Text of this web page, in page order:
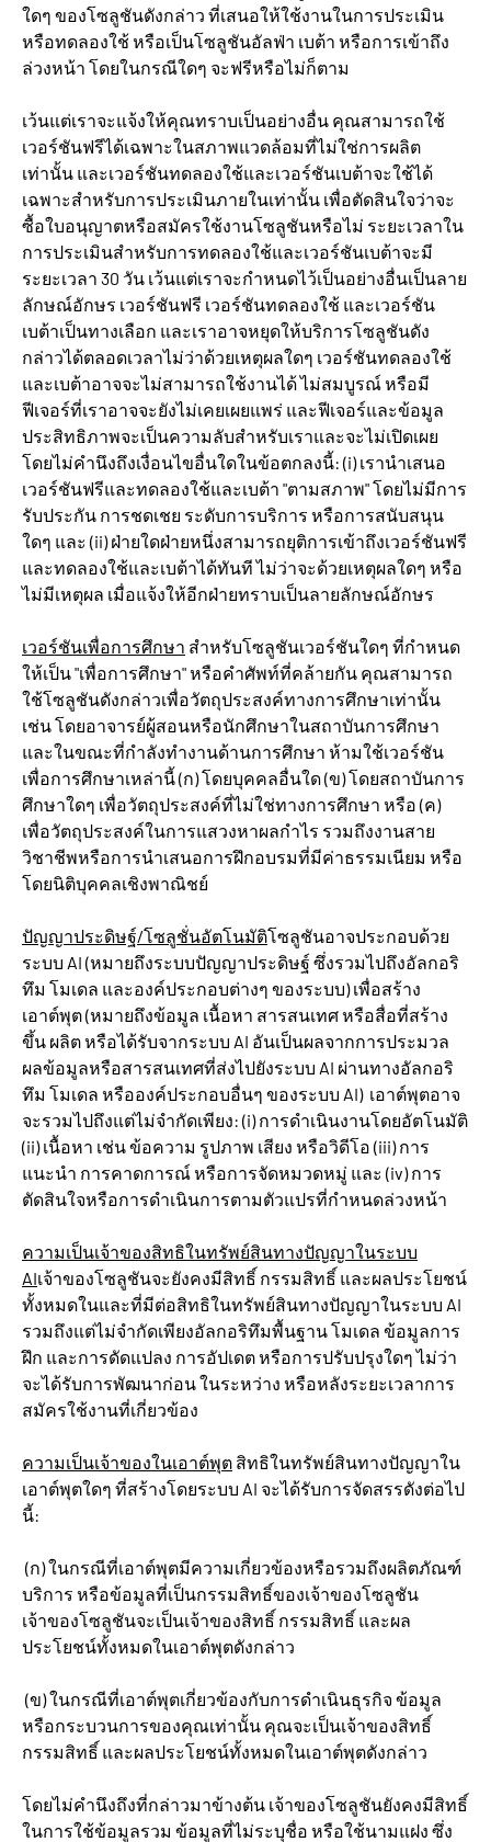
ใดๆ ของโซลูชันดังกล่าว ที่เสนอให้ใช้งานในการประเมิน
หรือทดลองใช้ หรือเป็นโซลูชันอัลฟ่า เบต้า หรือการเข้าถึง
ล่วงหน้า โดยในกรณีใดๆ จะฟรีหรือไม่ก็ตาม
เว้นแต่เราจะแจ้งให้คุณทราบเป็นอย่างอื่น คุณสามารถใช้
เวอร์ชันฟรีได้เฉพาะในสภาพแวดล้อมที่ไม่ใช่การผลิต
เท่านั้น และเวอร์ชันทดลองใช้และเวอร์ชันเบต้าจะใช้ได้
เฉพาะสำหรับการประเมินภายในเท่านั้น เพื่อตัดสินใจว่าจะ
ซื้อใบอนุญาตหรือสมัครใช้งานโซลูชันหรือไม่ ระยะเวลาใน
การประเมินสำหรับการทดลองใช้และเวอร์ชันเบต้าจะมี
ระยะเวลา 30 วัน เว้นแต่เราจะกำหนดไว้เป็นอย่างอื่นเป็นลาย
ลักษณ์อักษร เวอร์ชันฟรี เวอร์ชันทดลองใช้ และเวอร์ชัน
เบต้าเป็นทางเลือก และเราอาจหยุดให้บริการโซลูชันดัง
กล่าวได้ตลอดเวลาไม่ว่าด้วยเหตุผลใดๆ เวอร์ชันทดลองใช้
และเบต้าอาจจะไม่สามารถใช้งานได้ ไม่สมบูรณ์ หรือมี
ฟีเจอร์ที่เราอาจจะยังไม่เคยเผยแพร่ และฟีเจอร์และข้อมูล
ประสิทธิภาพจะเป็นความลับสำหรับเราและจะไม่เปิดเผย
โดยไม่คำนึงถึงเงื่อนไขอื่นใดในข้อตกลงนี้: (i) เรานำเสนอ
เวอร์ชันฟรีและทดลองใช้และเบต้า "ตามสภาพ" โดยไม่มีการ
รับประกัน การชดเชย ระดับการบริการ หรือการสนับสนุน
ใดๆ และ (ii) ฝ่ายใดฝ่ายหนึ่งสามารถยุติการเข้าถึงเวอร์ชันฟรี
และทดลองใช้และเบต้าได้ทันที ไม่ว่าจะด้วยเหตุผลใดๆ หรือ
ไม่มีเหตุผล เมื่อแจ้งให้อีกฝ่ายทราบเป็นลายลักษณ์อักษร
เวอร์ชันเพื่อการศึกษา สำหรับโซลูชันเวอร์ชันใดๆ ที่กำหนด
ให้เป็น "เพื่อการศึกษา" หรือคำศัพท์ที่คล้ายกัน คุณสามารถ
ใช้โซลูชันดังกล่าวเพื่อวัตถุประสงค์ทางการศึกษาเท่านั้น
เช่น โดยอาจารย์ผู้สอนหรือนักศึกษาในสถาบันการศึกษา
และในขณะที่กำลังทำงานด้านการศึกษา ห้ามใช้เวอร์ชัน
เพื่อการศึกษาเหล่านี้ (ก) โดยบุคคลอื่นใด (ข) โดยสถาบันการ
ศึกษาใดๆ เพื่อวัตถุประสงค์ที่ไม่ใช่ทางการศึกษา หรือ (ค)
เพื่อวัตถุประสงค์ในการแสวงหาผลกำไร รวมถึงงานสาย
วิชาชีพหรือการนำเสนอการฝึกอบรมที่มีค่าธรรมเนียม หรือ
โดยนิติบุคคลเชิงพาณิชย์
ปัญญาประดิษฐ์/โซลูชั่นอัตโนมัติโซลูชันอาจประกอบด้วย
ระบบ AI (หมายถึงระบบปัญญาประดิษฐ์ ซึ่งรวมไปถึงอัลกอริ
ทึม โมเดล และองค์ประกอบต่างๆ ของระบบ) เพื่อสร้าง
เอาต์พุต (หมายถึงข้อมูล เนื้อหา สารสนเทศ หรือสื่อที่สร้าง
ขึ้น ผลิต หรือได้รับจากระบบ AI อันเป็นผลจากการประมวล
ผลข้อมูลหรือสารสนเทศที่ส่งไปยังระบบ AI ผ่านทางอัลกอริ
ทึม โมเดล หรือองค์ประกอบอื่นๆ ของระบบ AI) เอาต์พุตอาจ
จะรวมไปถึงแต่ไม่จำกัดเพียง: (i) การดำเนินงานโดยอัตโนมัติ
(ii) เนื้อหา เช่น ข้อความ รูปภาพ เสียง หรือวิดีโอ (iii) การ
แนะนำ การคาดการณ์ หรือการจัดหมวดหมู่ และ (iv) การ
ตัดสินใจหรือการดำเนินการตามตัวแปรที่กำหนดล่วงหน้า
ความเป็นเจ้าของสิทธิในทรัพย์สินทางปัญญาในระบบ
AIเจ้าของโซลูชันจะยังคงมีสิทธิ์ กรรมสิทธิ์ และผลประโยชน์
ทั้งหมดในและที่มีต่อสิทธิในทรัพย์สินทางปัญญาในระบบ AI
รวมถึงแต่ไม่จำกัดเพียงอัลกอริทึมพื้นฐาน โมเดล ข้อมูลการ
ฝึก และการดัดแปลง การอัปเดต หรือการปรับปรุงใดๆ ไม่ว่า
จะได้รับการพัฒนาก่อน ในระหว่าง หรือหลังระยะเวลาการ
สมัครใช้งานที่เกี่ยวข้อง
ความเป็นเจ้าของในเอาต์พุต สิทธิในทรัพย์สินทางปัญญาใน
เอาต์พุตใดๆ ที่สร้างโดยระบบ AI จะได้รับการจัดสรรดังต่อไป
นี้:
(ก) ในกรณีที่เอาต์พุตมีความเกี่ยวข้องหรือรวมถึงผลิตภัณฑ์
บริการ หรือข้อมูลที่เป็นกรรมสิทธิ์ของเจ้าของโซลูชัน
เจ้าของโซลูชันจะเป็นเจ้าของสิทธิ์ กรรมสิทธิ์ และผล
ประโยชน์ทั้งหมดในเอาต์พุตดังกล่าว
(ข) ในกรณีที่เอาต์พุตเกี่ยวข้องกับการดำเนินธุรกิจ ข้อมูล
หรือกระบวนการของคุณเท่านั้น คุณจะเป็นเจ้าของสิทธิ์
กรรมสิทธิ์ และผลประโยชน์ทั้งหมดในเอาต์พุตดังกล่าว
โดยไม่คำนึงถึงที่กล่าวมาข้างต้น เจ้าของโซลูชันยังคงมีสิทธิ์
ในการใช้ข้อมูลรวม ข้อมูลที่ไม่ระบุชื่อ หรือใช้นามแฝง ซึ่ง